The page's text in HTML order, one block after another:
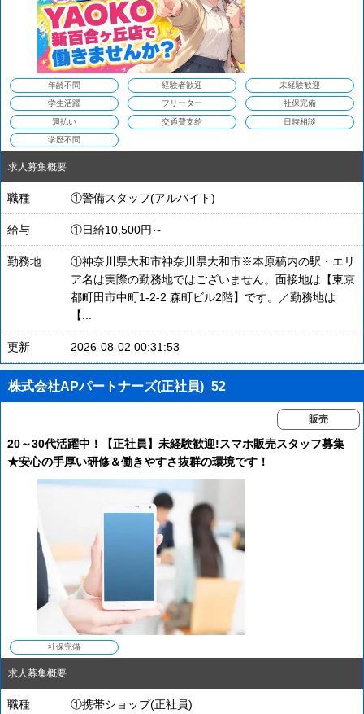
年齢不問 経験者歓迎 未経験歓迎
学生活躍 フリーター 社保完備
週払い 交通費支給 日時相談
学歴不問
求人募集概要
職種 ①警備スタッフ(アルバイト)
給与 ①日給10,500円～
勤務地
①神奈川県大和市神奈川県大和市※本原稿内の駅・エリ
ア名は実際の勤務地ではございません。面接地は【東京
都町田市中町1-2-2 森町ビル2階】です。／勤務地は
【...
更新 2026-08-02 00:31:53
株式会社APパートナーズ(正社員)_52
販売
20～30代活躍中！【正社員】未経験歓迎!スマホ販売スタッフ募集
★安心の手厚い研修＆働きやすさ抜群の環境です！
社保完備
求人募集概要
職種 ①携帯ショップ(正社員)